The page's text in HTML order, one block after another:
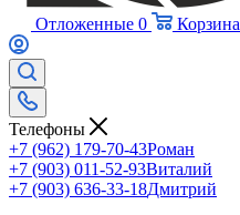
Отложенные 0 Корзина
Телефоны
+7 (962) 179-70-43Роман
+7 (903) 011-52-93Виталий
+7 (903) 636-33-18Дмитрий